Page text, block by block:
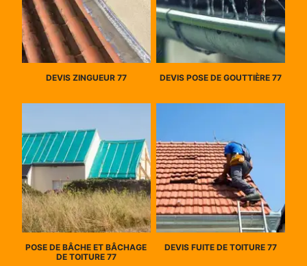
DEVIS ZINGUEUR 77 DEVIS POSE DE GOUTTIÈRE 77
POSE DE BÂCHE ET BÂCHAGE
DE TOITURE 77
DEVIS FUITE DE TOITURE 77